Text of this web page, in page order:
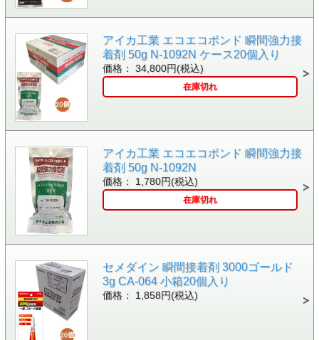
アイカ工業 エコエコボンド 瞬間強力接
着剤 50g N-1092N ケース20個入り
価格： 34,800円(税込)
在庫切れ
アイカ工業 エコエコボンド 瞬間強力接
着剤 50g N-1092N
価格： 1,780円(税込)
在庫切れ
セメダイン 瞬間接着剤 3000ゴールド
3g CA-064 小箱20個入り
価格： 1,858円(税込)